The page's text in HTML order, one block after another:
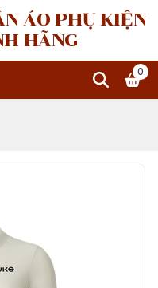
ÁO PHỤ KIỆN
HÃNG
0